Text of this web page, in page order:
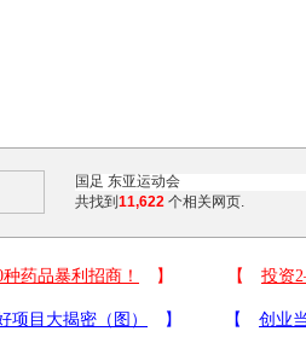
共找到 11,622 个相关网页.